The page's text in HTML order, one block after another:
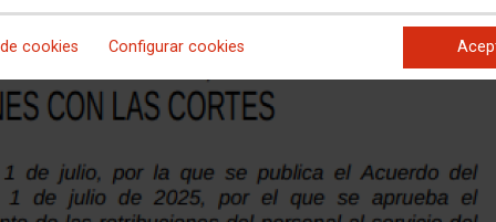
cookies Configurar cookies